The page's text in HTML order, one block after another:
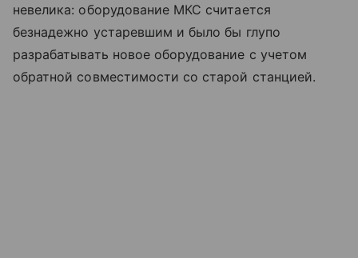
невелика: оборудование МКС считается
безнадежно устаревшим и было бы глупо
разрабатывать новое оборудование с учетом
обратной совместимости со старой станцией.